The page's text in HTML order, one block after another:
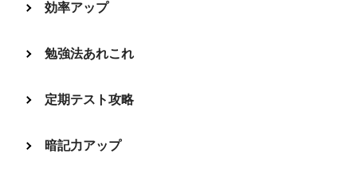
効率アップ
勉強法あれこれ
定期テスト攻略
暗記力アップ